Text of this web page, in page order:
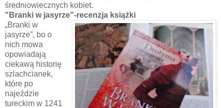
średniowiecznych kobiet.
"Branki w jasyrze"-recenzja książki
„Branki w
jasyrze”, bo o
nich mowa
opowiadają
ciekawą historię
szlachcianek,
które po
najeździe
tureckim w 1241